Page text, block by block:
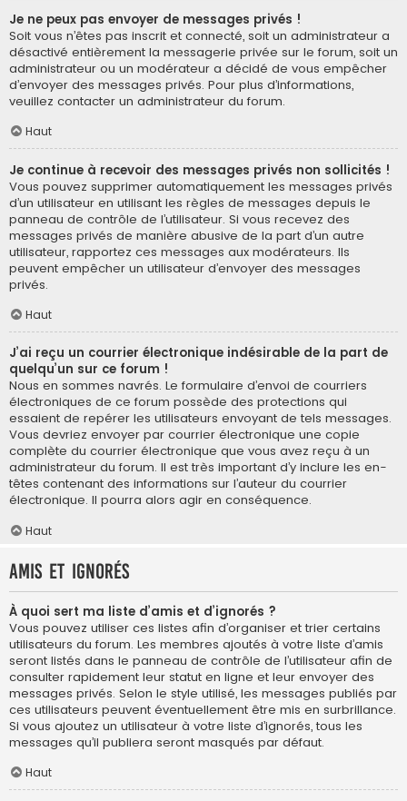
Je ne peux pas envoyer de messages privés !
Soit vous n’êtes pas inscrit et connecté, soit un administrateur a
désactivé entièrement la messagerie privée sur le forum, soit un
administrateur ou un modérateur a décidé de vous empêcher
d’envoyer des messages privés. Pour plus d’informations,
veuillez contacter un administrateur du forum.
Haut
Je continue à recevoir des messages privés non sollicités !
Vous pouvez supprimer automatiquement les messages privés
d’un utilisateur en utilisant les règles de messages depuis le
panneau de contrôle de l’utilisateur. Si vous recevez des
messages privés de manière abusive de la part d’un autre
utilisateur, rapportez ces messages aux modérateurs. Ils
peuvent empêcher un utilisateur d’envoyer des messages
privés.
Haut
J’ai reçu un courrier électronique indésirable de la part de
quelqu’un sur ce forum !
Nous en sommes navrés. Le formulaire d’envoi de courriers
électroniques de ce forum possède des protections qui
essaient de repérer les utilisateurs envoyant de tels messages.
Vous devriez envoyer par courrier électronique une copie
complète du courrier électronique que vous avez reçu à un
administrateur du forum. Il est très important d’y inclure les en-
têtes contenant des informations sur l’auteur du courrier
électronique. Il pourra alors agir en conséquence.
Haut
Amis et ignorés
À quoi sert ma liste d’amis et d’ignorés ?
Vous pouvez utiliser ces listes afin d’organiser et trier certains
utilisateurs du forum. Les membres ajoutés à votre liste d’amis
seront listés dans le panneau de contrôle de l’utilisateur afin de
consulter rapidement leur statut en ligne et leur envoyer des
messages privés. Selon le style utilisé, les messages publiés par
ces utilisateurs peuvent éventuellement être mis en surbrillance.
Si vous ajoutez un utilisateur à votre liste d’ignorés, tous les
messages qu’il publiera seront masqués par défaut.
Haut